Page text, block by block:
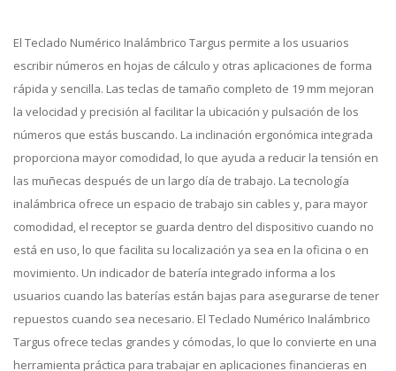
El Teclado Numérico Inalámbrico Targus permite a los usuarios
escribir números en hojas de cálculo y otras aplicaciones de forma
rápida y sencilla. Las teclas de tamaño completo de 19 mm mejoran
la velocidad y precisión al facilitar la ubicación y pulsación de los
números que estás buscando. La inclinación ergonómica integrada
proporciona mayor comodidad, lo que ayuda a reducir la tensión en
las muñecas después de un largo día de trabajo. La tecnología
inalámbrica ofrece un espacio de trabajo sin cables y, para mayor
comodidad, el receptor se guarda dentro del dispositivo cuando no
está en uso, lo que facilita su localización ya sea en la oficina o en
movimiento. Un indicador de batería integrado informa a los
usuarios cuando las baterías están bajas para asegurarse de tener
repuestos cuando sea necesario. El Teclado Numérico Inalámbrico
Targus ofrece teclas grandes y cómodas, lo que lo convierte en una
herramienta práctica para trabajar en aplicaciones financieras en